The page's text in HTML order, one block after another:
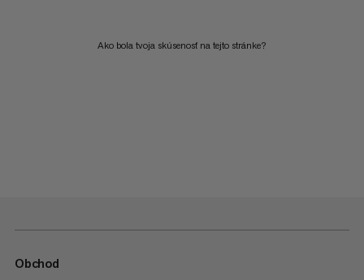
Ako bola tvoja skúsenosť na tejto stránke?
Obchod